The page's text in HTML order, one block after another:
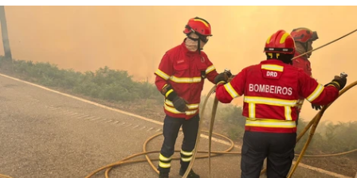
As autoridades canadianas estimam que vai levar
dias ou semanas para controlar o fogo. Mais de
dois mil operacionais estão no terreno no combate
às chamas.